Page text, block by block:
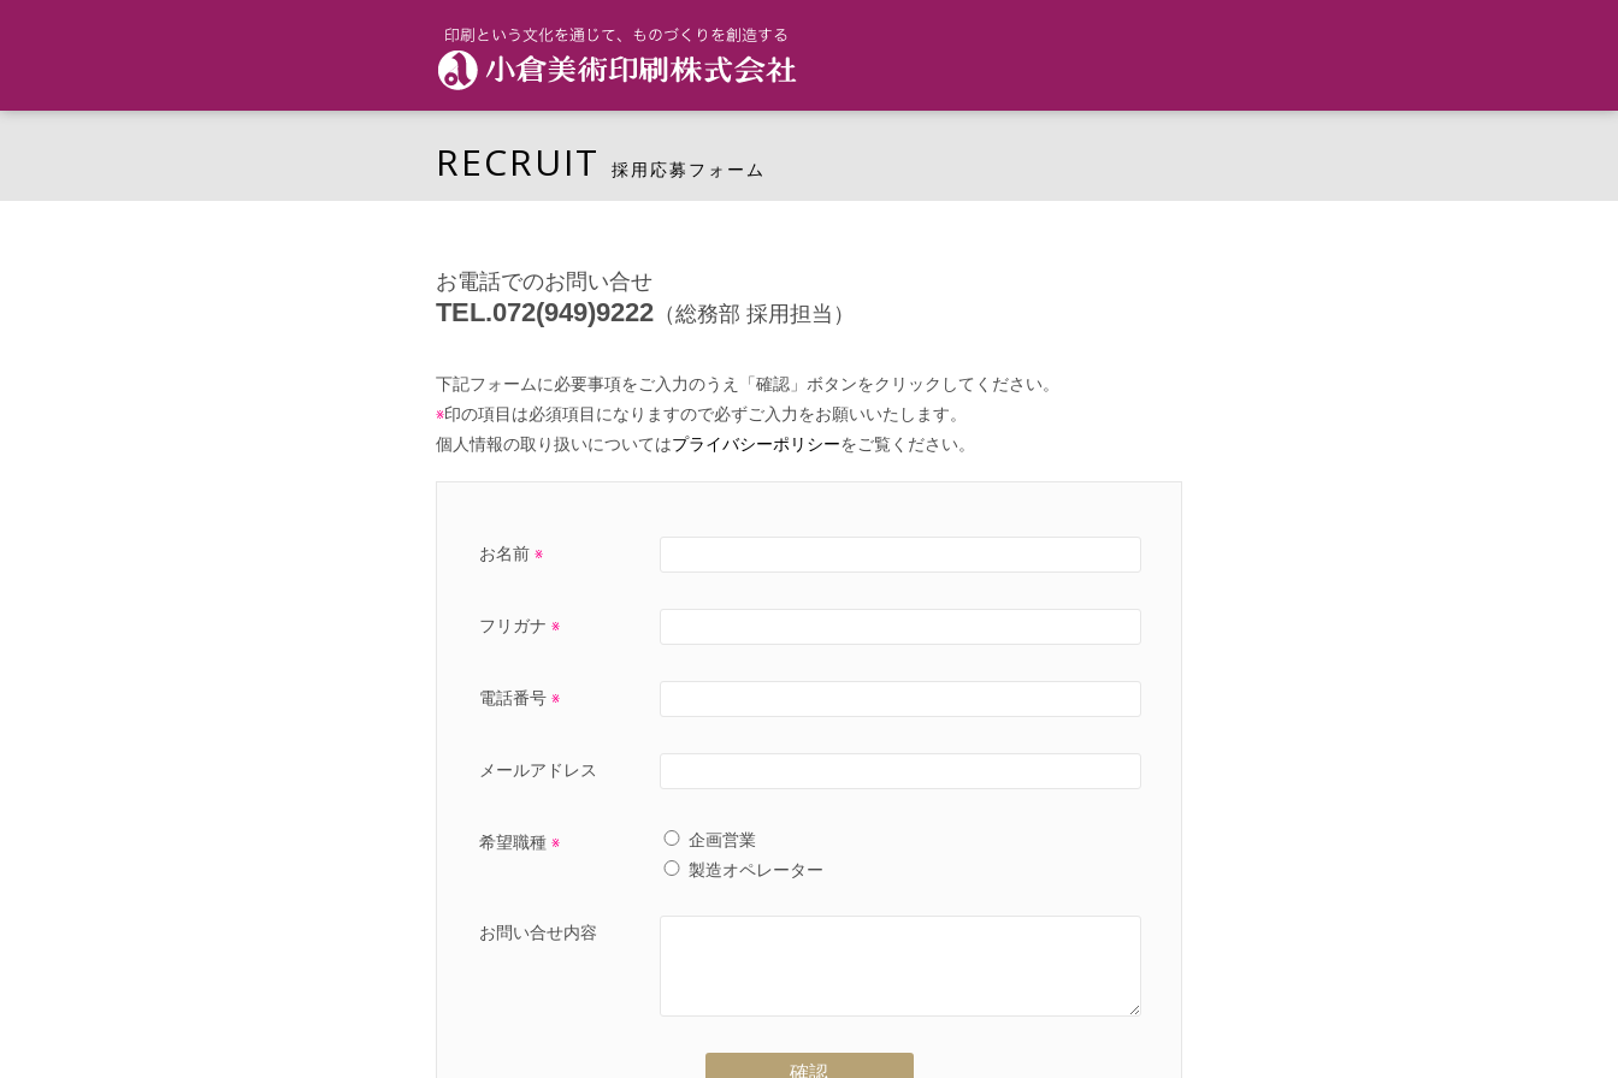
RECRUIT 採用応募フォーム
お電話でのお問い合せ
TEL.072(949)9222 （総務部 採用担当）
下記フォームに必要事項をご入力のうえ「確認」ボタンをクリックしてください。
※印の項目は必須項目になりますので必ずご入力をお願いいたします。
個人情報の取り扱いについてはプライバシーポリシーをご覧ください。
お名前 ※
フリガナ ※
電話番号 ※
メールアドレス
希望職種 ※
企画営業
製造オペレーター
お問い合せ内容